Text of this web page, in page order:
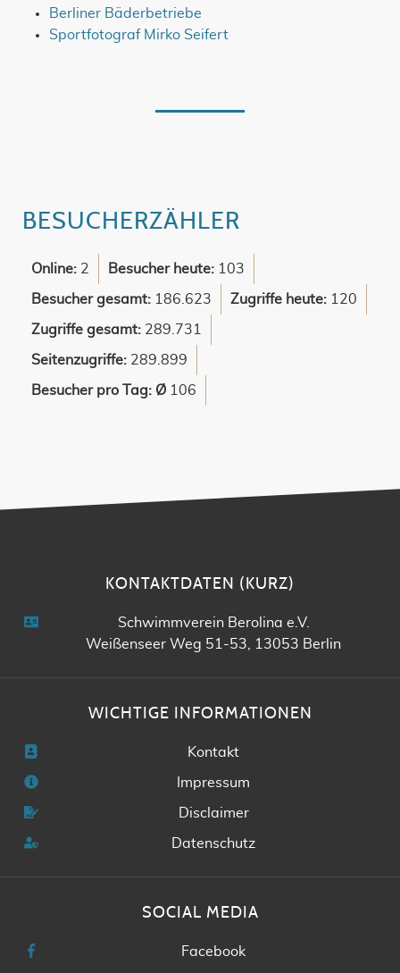
Berliner Bäderbetriebe
Sportfotograf Mirko Seifert
BESUCHERZÄHLER
Online: 2 Besucher heute: 103
Besucher gesamt: 186.623 Zugriffe heute: 120
Zugriffe gesamt: 289.731
Seitenzugriffe: 289.899
Besucher pro Tag: Ø 106
KONTAKTDATEN (KURZ)
Schwimmverein Berolina e.V.
Weißenseer Weg 51-53, 13053 Berlin
WICHTIGE INFORMATIONEN
Kontakt
Impressum
Disclaimer
Datenschutz
SOCIAL MEDIA
Facebook